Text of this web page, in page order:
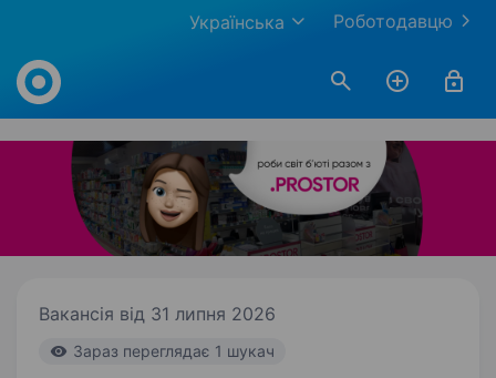
Роботодавцю
Українська
Work.ua
Вакансія від 31 липня 2026
Зараз переглядає 1 шукач